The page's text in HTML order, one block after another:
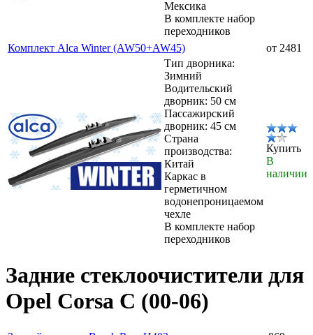
Мексика
В комплекте набор
переходников
Комплект Alca Winter (AW50+AW45)
от 2481
Тип дворника:
Зимний
Водительский
дворник: 50 см
Пассажирский
дворник: 45 см
Страна
производства:
Китай
Каркас в
герметичном
водонепроницаемом
чехле
В комплекте набор
переходников
Купить
В
наличии
Задние стеклоочистители для
Opel Corsa C (00-06)